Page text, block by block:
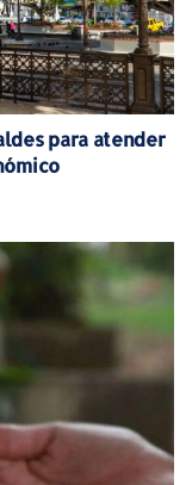
para atender